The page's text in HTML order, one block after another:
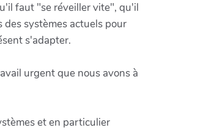
faut "se réveiller vite", qu'il
systèmes actuels pour
s'adapter.
urgent que nous avons à
et en particulier